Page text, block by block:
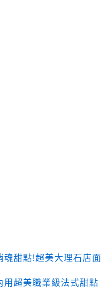
甜點!超美大理石店面
超美職業級法式甜點